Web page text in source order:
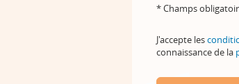
* Champs
J'accepte les
connaissance de la